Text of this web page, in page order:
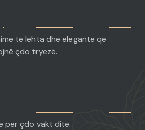
të lehta dhe elegante që
çdo tryezë.
për çdo vakt dite.